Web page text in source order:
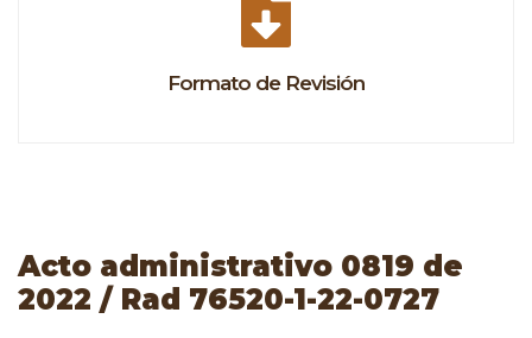
Formato de Revisión
Acto administrativo 0819 de
2022 / Rad 76520-1-22-0727